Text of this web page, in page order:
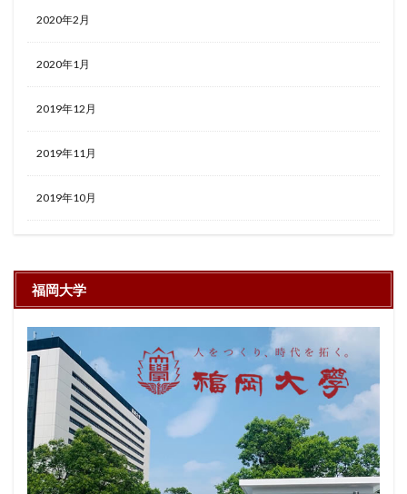
2020年2月
2020年1月
2019年12月
2019年11月
2019年10月
福岡大学